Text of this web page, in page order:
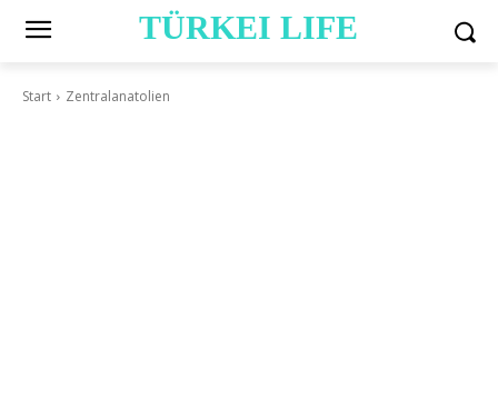
TÜRKEI LIFE
Start Zentralanatolien